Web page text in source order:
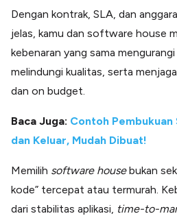
Dengan kontrak, SLA, dan
jelas, kamu dan software house
kebenaran yang sama
melindungi kualitas, serta
dan on budget.
Baca Juga: Contoh Pembukuan
dan Keluar, Mudah Dibuat!
Memilih software housebukan
kode” tercepat atau termurah.
dari stabilitas aplikasi, time-to-